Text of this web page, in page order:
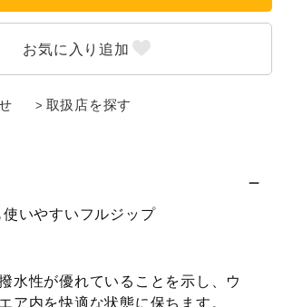
タイルグッズ
取扱店を探す
いやすいフルジップ
水性が優れていることを示し、ウ
エア内を快適な状態に保ちます。